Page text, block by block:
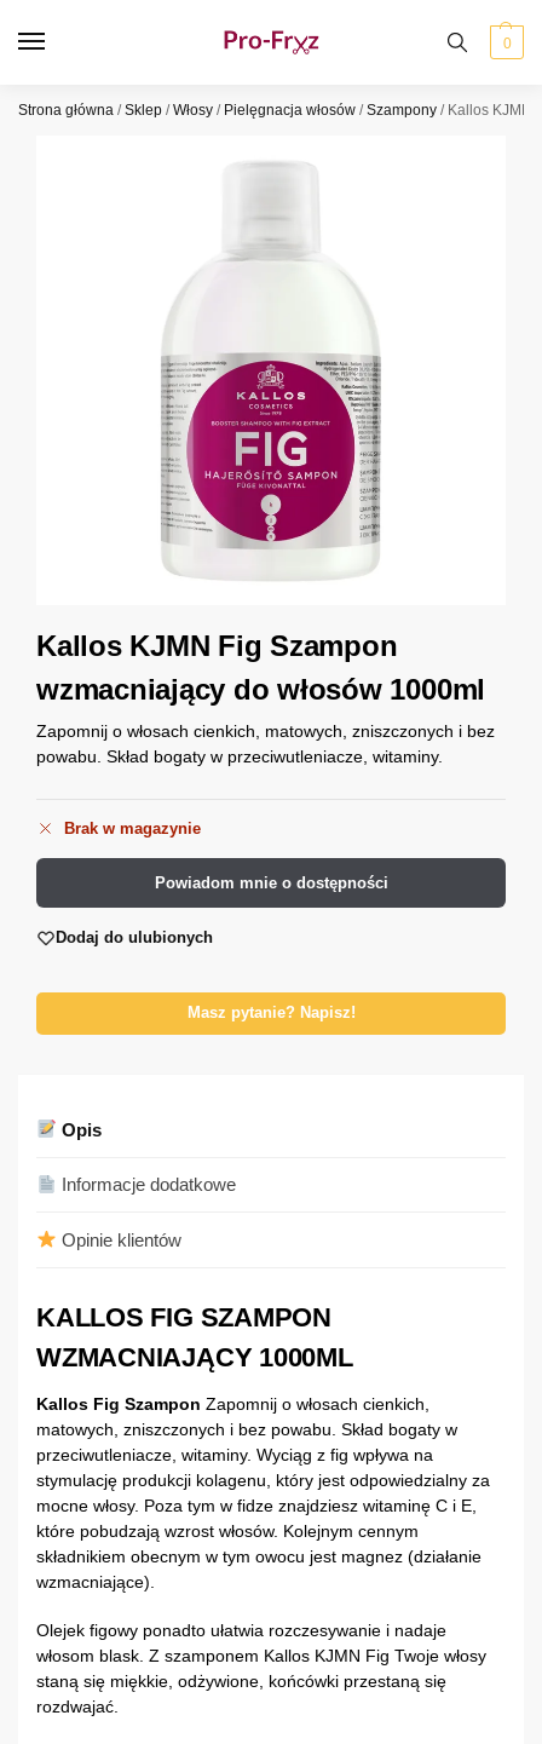
0
Strona główna /Sklep /Włosy / Pielęgnacja włosów /Szampony / Kallos KJMN
Kallos KJMN Fig Szampon
wzmacniający do włosów 1000ml
Zapomnij o włosach cienkich, matowych, zniszczonych i bez
powabu. Skład bogaty w przeciwutleniacze, witaminy.
Brak w magazynie
Powiadom mnie o dostępności
Dodaj do ulubionych
Masz pytanie? Napisz!
Opis
Informacje dodatkowe
Opinie klientów
KALLOS FIG SZAMPON
WZMACNIAJĄCY 1000ML
Kallos Fig Szampon Zapomnij o włosach cienkich,
matowych, zniszczonych i bez powabu. Skład bogaty w
przeciwutleniacze, witaminy. Wyciąg z fig wpływa na
stymulację produkcji kolagenu, który jest odpowiedzialny za
mocne włosy. Poza tym w fidze znajdziesz witaminę C i E,
które pobudzają wzrost włosów. Kolejnym cennym
składnikiem obecnym w tym owocu jest magnez (działanie
wzmacniające).
Olejek figowy ponadto ułatwia rozczesywanie i nadaje
włosom blask. Z szamponem Kallos KJMN Fig Twoje włosy
staną się miękkie, odżywione, końcówki przestaną się
rozdwajać.